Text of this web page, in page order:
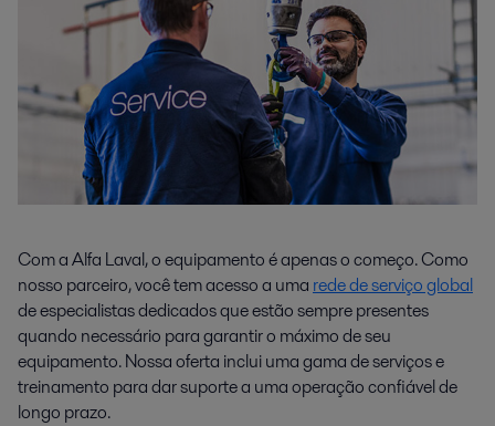
Com a Alfa Laval, o equipamento é apenas o começo. Como
nosso parceiro, você tem acesso a uma rede de serviço global
de especialistas dedicados que estão sempre presentes
quando necessário para garantir o máximo de seu
equipamento. Nossa oferta inclui uma gama de serviços e
treinamento para dar suporte a uma operação confiável de
longo prazo.